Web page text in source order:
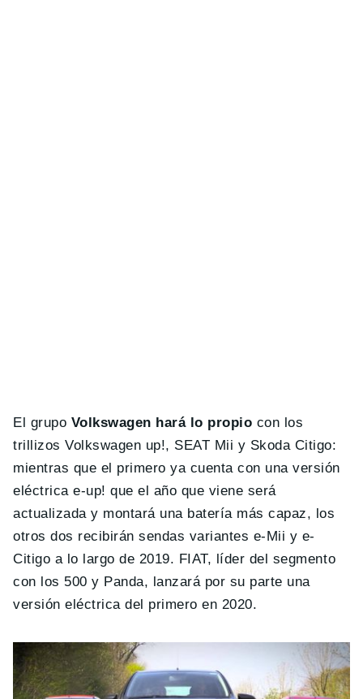
El grupo Volkswagen hará lo propio con los
trillizos Volkswagen up!, SEAT Mii y Skoda Citigo:
mientras que el primero ya cuenta con una versión
eléctrica e-up! que el año que viene será
actualizada y montará una batería más capaz, los
otros dos recibirán sendas variantes e-Mii y e-
Citigo a lo largo de 2019. FIAT, líder del segmento
con los 500 y Panda, lanzará por su parte una
versión eléctrica del primero en 2020.